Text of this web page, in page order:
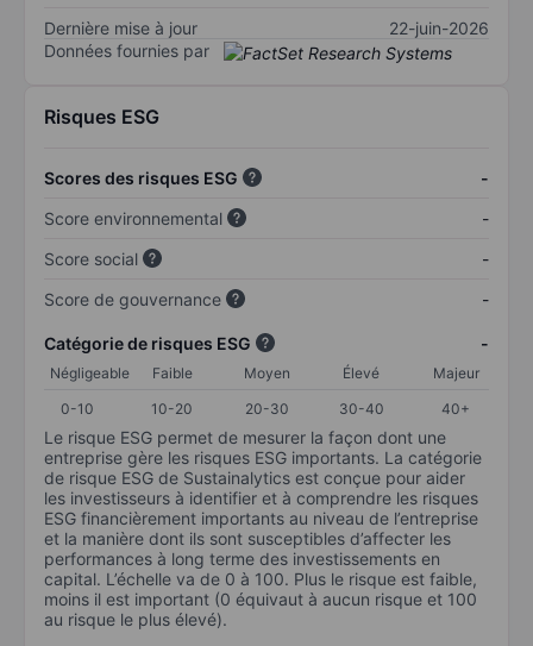
Dernière mise à jour
22-juin-2026
Données fournies par
Risques ESG
Scores des risques ESG
-
Score environnemental
-
Score social
-
Score de gouvernance
-
Catégorie de risques ESG -
Négligeable Faible Moyen Élevé
Majeur
0-10
10-20 20-30 30-40 40+
Le risque ESG permet de mesurer la façon dont une
entreprise gère les risques ESG importants. La catégorie
de risque ESG de Sustainalytics est conçue pour aider
les investisseurs à identifier et à comprendre les risques
ESG financièrement importants au niveau de l’entreprise
et la manière dont ils sont susceptibles d’affecter les
performances à long terme des investissements en
capital. L’échelle va de 0 à 100. Plus le risque est faible,
moins il est important (0 équivaut à aucun risque et 100
au risque le plus élevé).